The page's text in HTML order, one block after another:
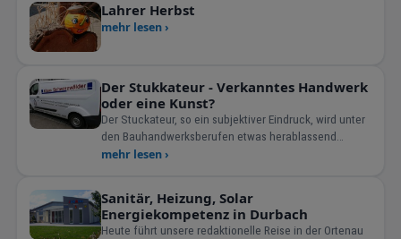
Lahrer Herbst
mehr lesen ›
Der Stukkateur - Verkanntes Handwerk
oder eine Kunst?
Der Stuckateur, so ein subjektiver Eindruck, wird unter
den Bauhandwerksberufen etwas herablassend
betrachtet. Warum das
mehr lesen ›
Sanitär, Heizung, Solar
Energiekompetenz in Durbach
Heute führt unsere redaktionelle Reise in der Ortenau